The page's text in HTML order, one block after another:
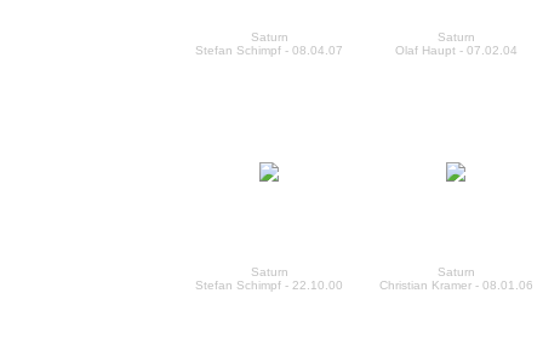
Saturn
Stefan Schimpf - 08.04.07
Saturn
Olaf Haupt - 07.02.04
Saturn
Stefan Schimpf - 22.10.00
Saturn
Christian Kramer - 08.01.06